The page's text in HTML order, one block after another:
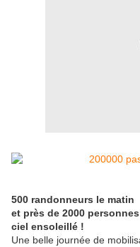
500 randonneurs le matin
et près de 2000
ciel ensoleillé !
Une belle journée de